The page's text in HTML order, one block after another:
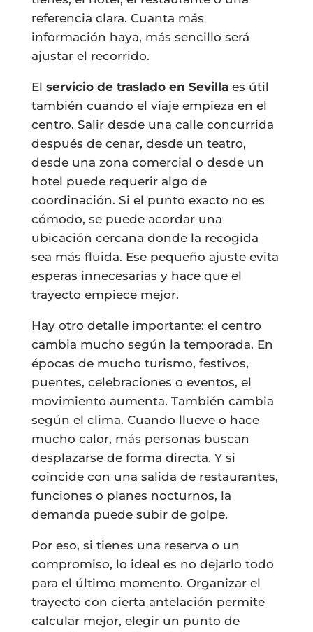
referencia clara. Cuanta más
información haya, más sencillo será
ajustar el recorrido.
El servicio de traslado en Sevillaes útil
también cuando el viaje empieza en el
centro. Salir desde una calle concurrida
después de cenar, desde un teatro,
desde una zona comercial o desde un
hotel puede requerir algo de
coordinación. Si el punto exacto no es
cómodo, se puede acordar una
ubicación cercana donde la recogida
sea más fluida. Ese pequeño ajuste evita
esperas innecesarias y hace que el
trayecto empiece mejor.
Hay otro detalle importante: el centro
cambia mucho según la temporada. En
épocas de mucho turismo, festivos,
puentes, celebraciones o eventos, el
movimiento aumenta. También cambia
según el clima. Cuando llueve o hace
mucho calor, más personas buscan
desplazarse de forma directa. Y si
coincide con una salida de restaurantes,
funciones o planes nocturnos, la
demanda puede subir de golpe.
Por eso, si tienes una reserva o un
compromiso, lo ideal es no dejarlo todo
para el último momento. Organizar el
trayecto con cierta antelación permite
calcular mejor, elegir un punto de